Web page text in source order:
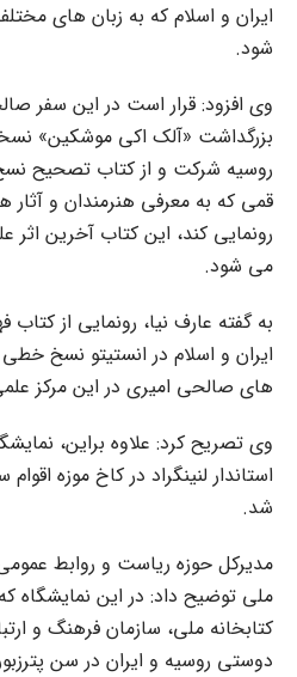
ایران و اسلام که به زبان های
شود.
وی افزود: قرار است در این سفر
بزرگداشت «آلک اکی موشکین»
روسیه شرکت و از کتاب تصحیح
قمی که به معرفی هنرمندان و آثار
رونمایی کند، این کتاب آخرین
می شود.
به گفته عارف نیا، رونمایی از
ایران و اسلام در انستیتو نسخ خطی
های صالحی امیری در این مرکز
وی تصریح کرد: علاوه براین،
استاندار لنینگراد در کاخ موزه
شد.
مدیرکل حوزه ریاست و روابط
ملی توضیح داد: در این نمایشگاه
کتابخانه ملی، سازمان فرهنگ و
دوستی روسیه و ایران در سن